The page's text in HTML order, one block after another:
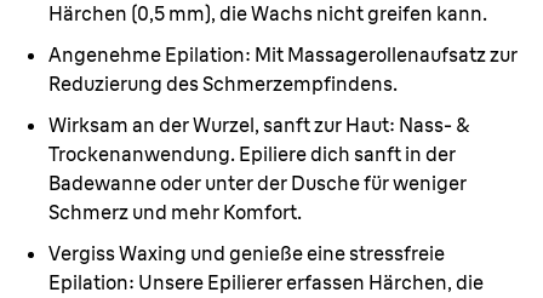
Härchen (0,5 mm), die Wachs nicht greifen kann.
Angenehme Epilation: Mit Massagerollenaufsatz zur
Reduzierung des Schmerzempfindens.
Wirksam an der Wurzel, sanft zur Haut: Nass- &
Trockenanwendung. Epiliere dich sanft in der
Badewanne oder unter der Dusche für weniger
Schmerz und mehr Komfort.
Vergiss Waxing und genieße eine stressfreie
Epilation: Unsere Epilierer erfassen Härchen, die